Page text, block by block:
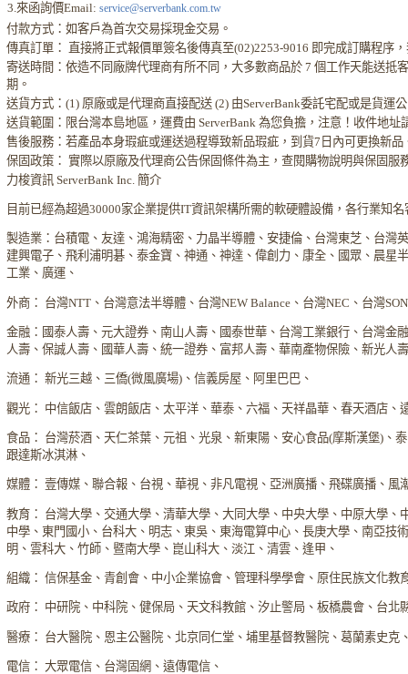
3.來函詢價Email: service@serverbank.com.tw
付款方式：如客戶為首次交易採現金交易。
傳真訂單： 直接將正式報價單簽名後傳真至(02)2253-9016 即完成訂購程序
寄送時間：依造不同廠牌代理商有所不同，大多數商品於 7 個工作天能送抵
期。
送貨方式：(1) 原廠或是代理商直接配送 (2) 由ServerBank委託宅配或是貨運
送貨範圍：限台灣本島地區，運費由 ServerBank 為您負擔，注意！收件地址
售後服務：若產品本身瑕疵或運送過程導致新品瑕疵，到貨7日內可更換新品
保固政策： 實際以原廠及代理商公告保固條件為主，查閱購物說明與保固服
力梭資訊 ServerBank Inc. 簡介
目前已經為超過30000家企業提供IT資訊架構所需的軟硬體設備，各行業知名
製造業：台積電、友達、鴻海精密、力晶半導體、安捷倫、台灣東芝、台灣
建興電子、飛利浦明碁、泰金寶、神通、神達、偉創力、康全、國眾、晨星
工業、廣運、
外商： 台灣NTT、台灣意法半導體、台灣NEW Balance、台灣NEC、台灣
金融：國泰人壽、元大證券、南山人壽、國泰世華、台灣工業銀行、台灣金
人壽、保誠人壽、國華人壽、統一證券、富邦人壽、華南產物保險、新光人
流通： 新光三越、三僑(微風廣場)、信義房屋、阿里巴巴、
觀光： 中信飯店、雲朗飯店、太平洋、華泰、六福、天祥晶華、春天酒店、
食品： 台灣菸酒、天仁茶葉、元祖、光泉、新東陽、安心食品(摩斯漢堡)、
跟達斯冰淇淋、
媒體： 壹傳媒、聯合報、台視、華視、非凡電視、亞洲廣播、飛碟廣播、風
教育： 台灣大學、交通大學、清華大學、大同大學、中央大學、中原大學
中學、東門國小、台科大、明志、東吳、東海電算中心、長庚大學、南亞技
明、雲科大、竹師、暨南大學、崑山科大、淡江、清雲、逢甲、
組織： 信保基金、青創會、中小企業協會、管理科學學會、原住民族文化教
政府： 中研院、中科院、健保局、天文科教館、汐止警局、板橋農會、台北
醫療： 台大醫院、恩主公醫院、北京同仁堂、埔里基督教醫院、葛蘭素史克
電信： 大眾電信、台灣固網、遠傳電信、